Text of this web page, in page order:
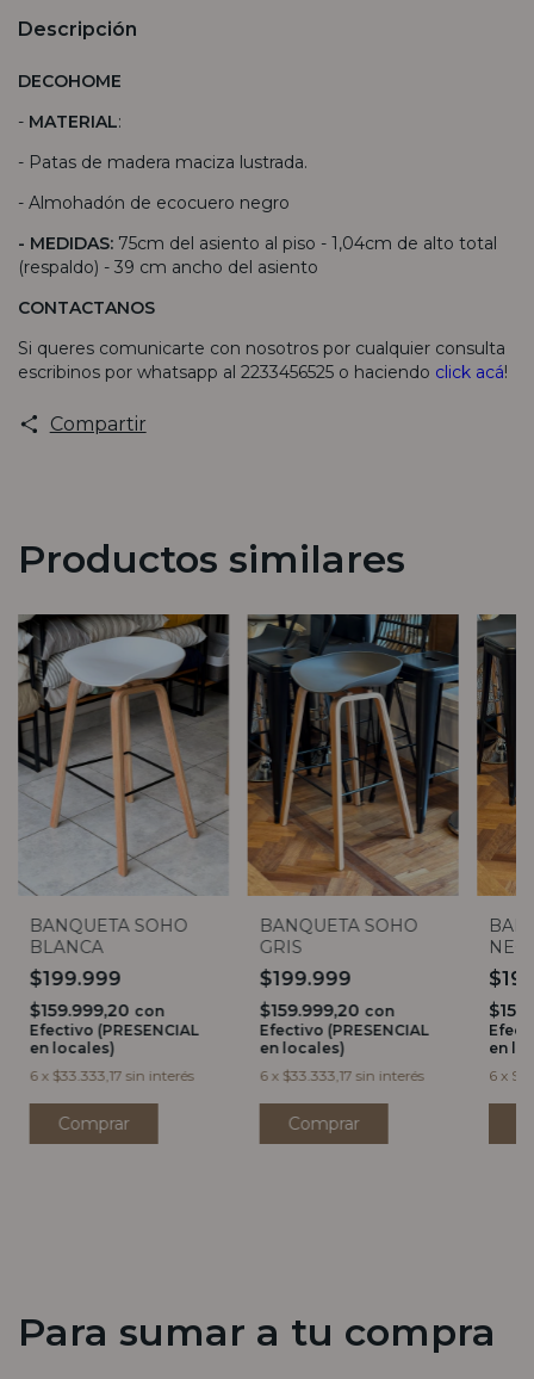
Descripción
DECOHOME
- MATERIAL:
- Patas de madera maciza lustrada.
- Almohadón de ecocuero negro
- MEDIDAS: 75cm del asiento al piso - 1,04cm de alto total
(respaldo) - 39 cm ancho del asiento
CONTACTANOS
Si queres comunicarte con nosotros por cualquier consulta
escribinos por whatsapp al 2233456525 o haciendo click acá!
Compartir
Productos similares
BANQUETA SOHO
BLANCA
$199.999
$159.999,20 con
Efectivo (PRESENCIAL
en locales)
6 x $33.333,17 sin interés
BANQUETA SOHO
GRIS
$199.999
$159.999,20 con
Efectivo (PRESENCIAL
en locales)
6 x $33.333,17 sin interés
en
6 x
Para sumar a tu compra